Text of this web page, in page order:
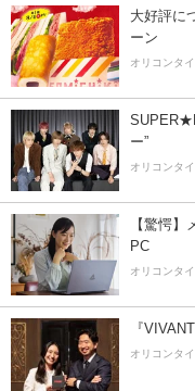
大好評に
ーン
オリコンタ
ー”
オリコンタ
【驚愕
PC
オリコンタ
『
オリコンタ